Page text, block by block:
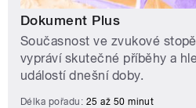
Dokument Plus
Současnost ve zvukové
vypráví skutečné příběhy a
událostí dnešní doby.
Délka pořadu: 25 až 50 minut